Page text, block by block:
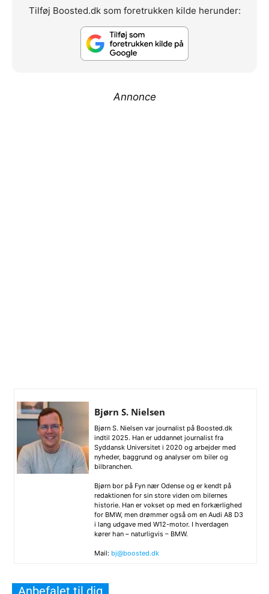
Tilføj Boosted.dk som foretrukken kilde herunder:
Annonce
Bjørn S. Nielsen
Bjørn S. Nielsen var journalist på Boosted.dk
indtil 2025. Han er uddannet journalist fra
Syddansk Universitet i 2020 og arbejder med
nyheder, baggrund og analyser om biler og
bilbranchen.
Bjørn bor på Fyn nær Odense og er kendt på
redaktionen for sin store viden om bilernes
historie. Han er vokset op med en forkærlighed
for BMW, men drømmer også om en Audi A8 D3
i lang udgave med W12-motor. I hverdagen
kører han – naturligvis – BMW.
Mail: bj@boosted.dk